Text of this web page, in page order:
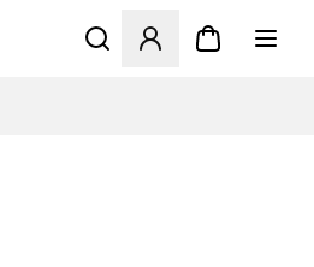
Åpner en Modal for å